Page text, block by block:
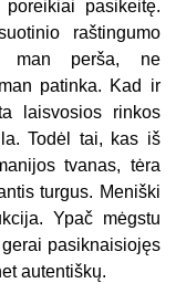
pasikeitę.
raštingumo
man perša, ne
patinka. Kad ir
laisvosios rinkos
Todėl tai, kas iš
tvanas, tėra
turgus. Meniški
Ypač mėgstu
pasiknaisiojęs
autentiškų.